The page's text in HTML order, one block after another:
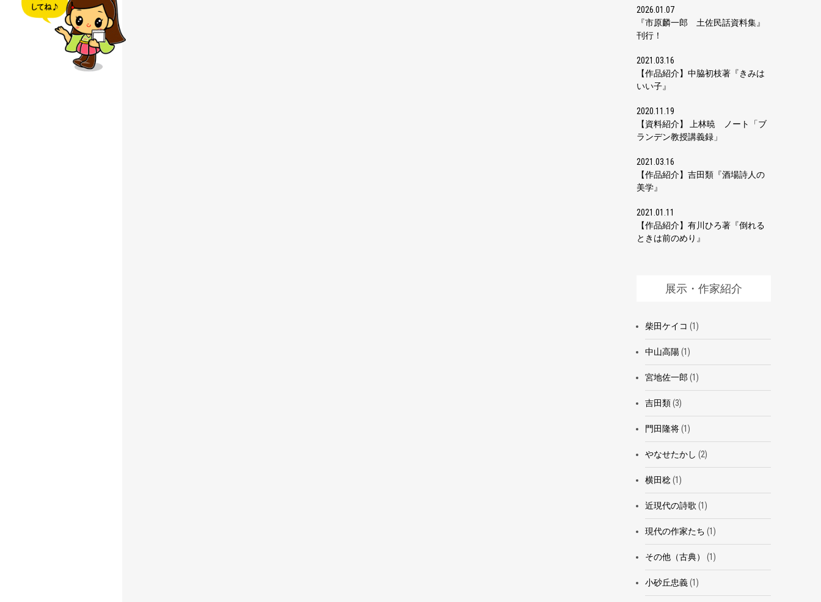
2026.01.07
『市原麟一郎 土佐民話資料集』
刊行！
2021.03.16
【作品紹介】中脇初枝著『きみは
いい子』
2020.11.19
【資料紹介】 上林暁 ノート「ブ
ランデン教授講義録」
2021.03.16
【作品紹介】吉田類『酒場詩人の
美学』
2021.01.11
【作品紹介】有川ひろ著『倒れる
ときは前のめり』
展示・作家紹介
柴田ケイコ (1)
中山高陽(1)
宮地佐一郎 (1)
吉田類(3)
門田隆将(1)
やなせたかし (2)
横田稔(1)
近現代の詩歌 (1)
現代の作家たち (1)
その他（古典） (1)
小砂丘忠義(1)